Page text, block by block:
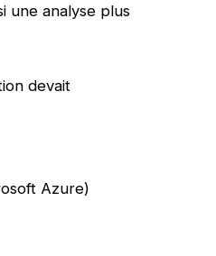
une analyse plus
devait
Azure)